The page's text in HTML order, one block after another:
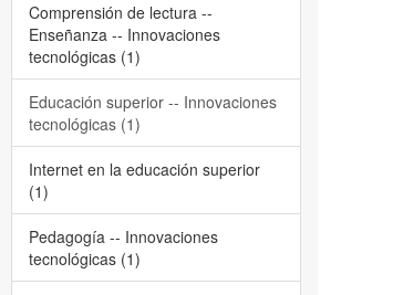
Comprensión de lectura --
Enseñanza -- Innovaciones
tecnológicas (1)
Educación superior -- Innovaciones
tecnológicas (1)
Internet en la educación superior
(1)
Pedagogía -- Innovaciones
tecnológicas (1)